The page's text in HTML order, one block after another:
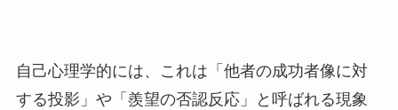
自己心理学的には、これは「他者の成功者像に対
する投影」や「羨望の否認反応」と呼ばれる現象